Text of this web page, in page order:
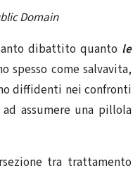
Domain
dibattito quanto le
spesso come salvavita,
diffidenti nei confronti
assumere una pillola
tra trattamento